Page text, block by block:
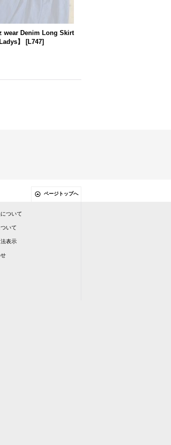
wear Denim Long Skirt
Ladys】
[L747]
ページトップへ
ついて
いて
表示